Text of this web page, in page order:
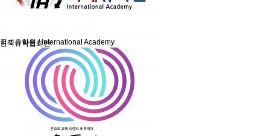
한국유학협회란
협회장 인사말
임원진소개
역대회장단
회칙/정관
절차대행 표준약관
국제유학원 / International Academy